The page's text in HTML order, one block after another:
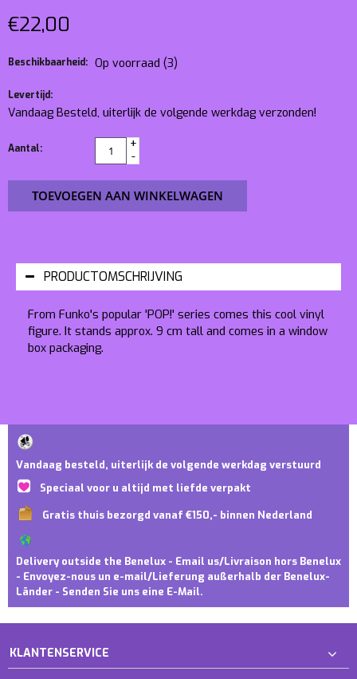
€22,00
Beschikbaarheid: Op voorraad (3)
Levertijd:
Vandaag Besteld, uiterlijk de volgende werkdag verzonden!
Aantal:
+
-
TOEVOEGEN AAN WINKELWAGEN
PRODUCTOMSCHRIJVING
From Funko's popular 'POP!' series comes this cool vinyl
figure. It stands approx. 9 cm tall and comes in a window
box packaging.
Vandaag besteld, uiterlijk de volgende werkdag verstuurd
Speciaal voor u altijd met liefde verpakt
Gratis thuis bezorgd vanaf €150,- binnen Nederland
Delivery outside the Benelux - Email us/Livraison hors Benelux
- Envoyez-nous un e-mail/Lieferung außerhalb der Benelux-
Länder - Senden Sie uns eine E-Mail.
KLANTENSERVICE